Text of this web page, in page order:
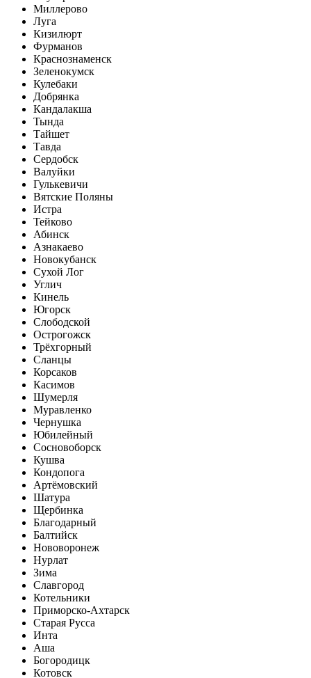
Миллерово
Луга
Кизилюрт
Фурманов
Краснознаменск
Зеленокумск
Кулебаки
Добрянка
Кандалакша
Тында
Тайшет
Тавда
Сердобск
Валуйки
Гулькевичи
Вятские Поляны
Истра
Тейково
Абинск
Азнакаево
Новокубанск
Сухой Лог
Углич
Кинель
Югорск
Слободской
Острогожск
Трёхгорный
Сланцы
Корсаков
Касимов
Шумерля
Муравленко
Чернушка
Юбилейный
Сосновоборск
Кушва
Кондопога
Артёмовский
Шатура
Щербинка
Благодарный
Балтийск
Нововоронеж
Нурлат
Зима
Славгород
Котельники
Приморско-Ахтарск
Старая Русса
Инта
Аша
Богородицк
Котовск